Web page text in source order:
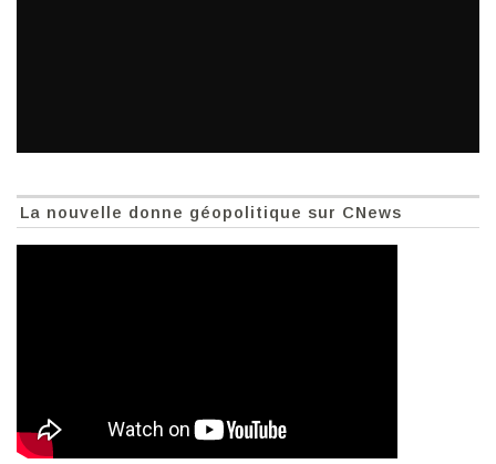
La nouvelle donne géopolitique sur CNews